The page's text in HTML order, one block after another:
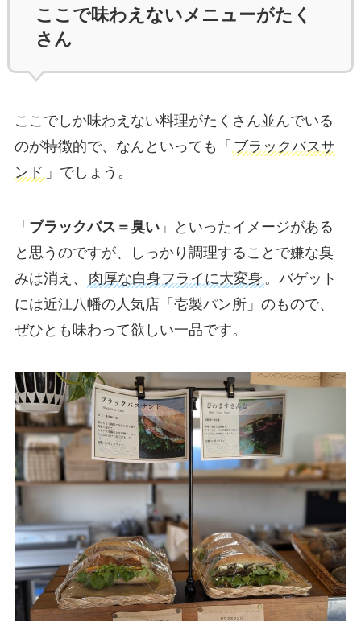
ここで味わえないメニューがたく
さん
ここでしか味わえない料理がたくさん並んでいる
のが特徴的で、なんといっても「 ブラックバスサ
ンド 」でしょう。
「 ブラックバス＝臭い」といったイメージがある
と思うのですが、しっかり調理することで嫌な臭
みは消え、
肉厚な白身フライに大変身 。バゲット
には近江八幡の人気店「壱製パン所」のもので、
ぜひとも味わって欲しい一品です。